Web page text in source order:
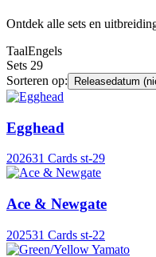
Ontdek alle sets en
TaalEngels
Sets 29
Sorteren op:
Releasedatum
Egghead
202631 Cards st-29
Ace & Newgate
202531 Cards st-22